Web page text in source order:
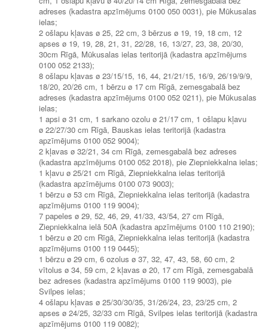
adreses (kadastra apzīmējums 0100 050 0031), pie Mūkusalas
ielas;
2 ošlapu kļavas ø 25, 22 cm, 3 bērzus ø 19, 19, 18 cm, 12
apses ø 19, 19, 28, 21, 31, 22/28, 16, 13/27, 23, 38, 20/30,
30cm Rīgā, Mūkusalas ielas teritorijā (kadastra apzīmējums
0100 052 2133);
8 ošlapu kļavas ø 23/15/15, 16, 44, 21/21/15, 16/9, 26/19/9/9,
18/20, 20/26 cm, 1 bērzu ø 17 cm Rīgā, zemesgabalā bez
adreses (kadastra apzīmējums 0100 052 0211), pie Mūkusalas
ielas;
1 apsi ø 31 cm, 1 sarkano ozolu ø 21/17 cm, 1 ošlapu kļavu
ø 22/27/30 cm Rīgā, Bauskas ielas teritorijā (kadastra
apzīmējums 0100 052 9004);
2 kļavas ø 32/21, 34 cm Rīgā, zemesgabalā bez adreses
(kadastra apzīmējums 0100 052 2018), pie Ziepniekkalna ielas;
1 kļavu ø 25/21 cm Rīgā, Ziepniekkalna ielas teritorijā
(kadastra apzīmējums 0100 073 9003);
1 bērzu ø 53 cm Rīgā, Ziepniekkalna ielas teritorijā (kadastra
apzīmējums 0100 119 9004);
7 papeles ø 29, 52, 46, 29, 41/33, 43/54, 27 cm Rīgā,
Ziepniekkalna ielā 50A (kadastra apzīmējums 0100 110 2190);
1 bērzu ø 20 cm Rīgā, Ziepniekkalna ielas teritorijā (kadastra
apzīmējums 0100 119 0445);
1 bērzu ø 29 cm, 6 ozolus ø 37, 32, 47, 43, 58, 60 cm, 2
vītolus ø 34, 59 cm, 2 kļavas ø 20, 17 cm Rīgā, zemesgabalā
bez adreses (kadastra apzīmējums 0100 119 9003), pie
Svilpes ielas;
4 ošlapu kļavas ø 25/30/30/35, 31/26/24, 23, 23/25 cm, 2
apses ø 24/25, 32/33 cm Rīgā, Svilpes ielas teritorijā (kadastra
apzīmējums 0100 119 0082);